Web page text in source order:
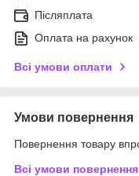
Післяплата
Оплата на рахунок
Всі умови оплати
Умови повернення
Повернення товару
Всі умови повернення